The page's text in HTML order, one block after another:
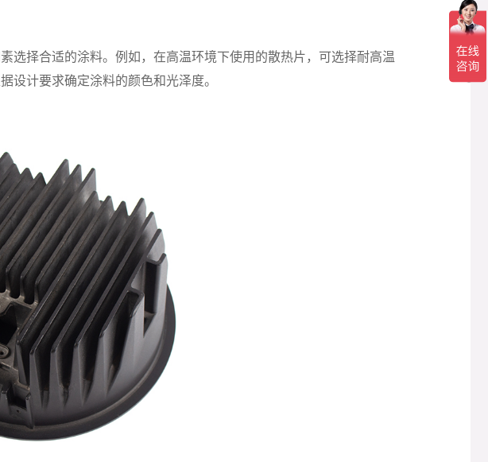
选择合适的涂料。例如，在高温环境下使用的散热片，可选择耐高温
设计要求确定涂料的颜色和光泽度。